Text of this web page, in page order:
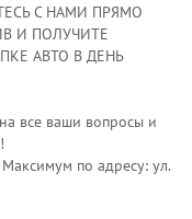
С НАМИ ПРЯМО
И ПОЛУЧИТЕ
АВТО В ДЕНЬ
все ваши вопросы и
по адресу: ул.